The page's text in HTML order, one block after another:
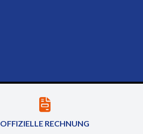
OFFIZIELLE RECHNUNG